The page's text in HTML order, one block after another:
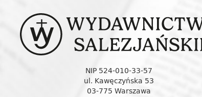
NIP 524-010-33-57
ul. Kawęczyńska 53
03-775 Warszawa